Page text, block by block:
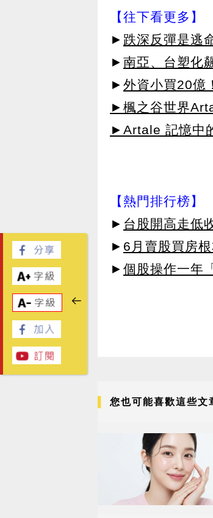
【往下看更多】
► 跌深反彈是逃
► 南亞、台塑化
► 外資小買20億
►楓之谷世界
►Artale 記憶中
【熱門排行榜】
► 台股開高走低
► 6月賣股買房
► 個股操作一年
您也可能喜歡這些文